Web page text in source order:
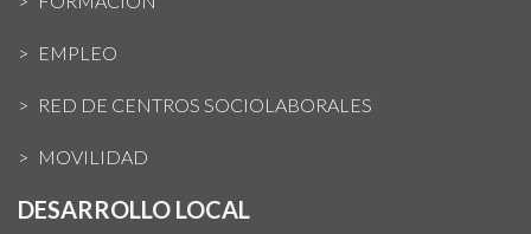
EMPLEO
RED DE CENTROS SOCIOLABORALES
MOVILIDAD
DESARROLLO LOCAL